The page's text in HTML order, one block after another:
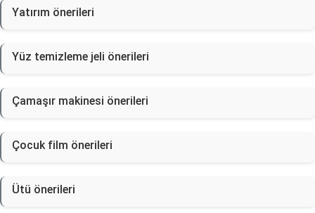
Yatırım önerileri
Yüz temizleme jeli önerileri
Çamaşır makinesi önerileri
Çocuk film önerileri
Ütü önerileri